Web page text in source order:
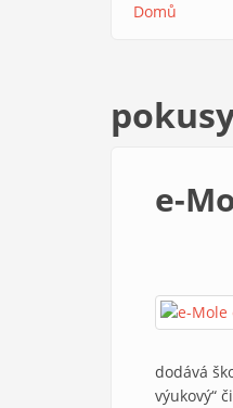
Jste zde
Domů
e-
dodává
výukový“